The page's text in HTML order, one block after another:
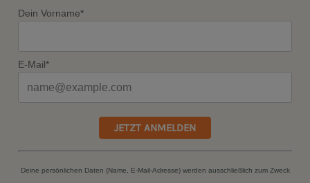
Dein Vorname*
E-Mail*
JETZT ANMELDEN
Deine persönlichen Daten (Name, E-Mail-Adresse) werden ausschließlich zum Zweck